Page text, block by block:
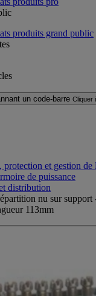
produits grand public
un code-barre Cliquer
et gestion de
de puissance
distribution
nu sur support
113mm